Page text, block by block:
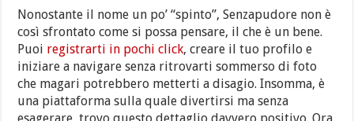
Nonostante il nome un po’ “spinto”, Senzapudore non è
così sfrontato come si possa pensare, il che è un bene.
Puoi registrarti in pochi click, creare il tuo profilo e
iniziare a navigare senza ritrovarti sommerso di foto
che magari potrebbero metterti a disagio. Insomma, è
una piattaforma sulla quale divertirsi ma senza